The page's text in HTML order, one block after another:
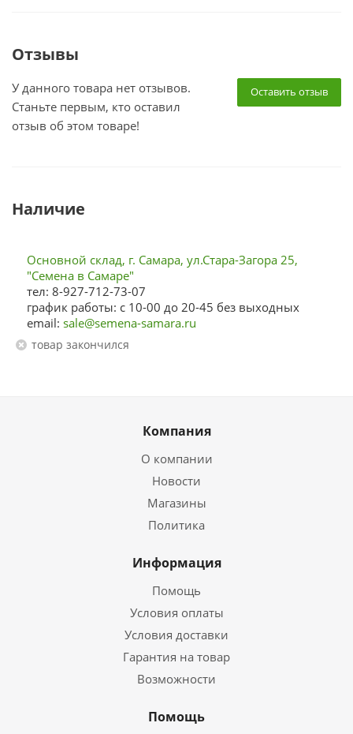
Отзывы
Оставить отзыв
У данного товара нет отзывов.
Станьте первым, кто оставил
отзыв об этом товаре!
Наличие
Основной склад, г. Самара, ул.Стара-Загора 25,
"Семена в Самаре"
тел: 8-927-712-73-07
график работы: с 10-00 до 20-45 без выходных
email: sale@semena-samara.ru
Товар закончился
Компания
О компании
Новости
Магазины
Политика
Информация
Помощь
Условия оплаты
Условия доставки
Гарантия на товар
Возможности
Помощь